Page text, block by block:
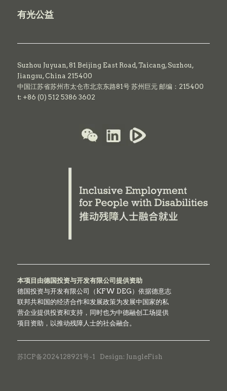
有光公益
Suzhou Juyuan, 81 Beijing East Road,Taicang,Suzhou,
Jiangsu, China 215400
中国江苏省苏州市太仓市北京东路81号 苏州巨元 邮编：215400
t: +86 (0) 512 5386 3602
本项目由德国投资与开发有限公司提供资助
德国投资与开发有限公司（KFW DEG）依据德意志
联邦共和国的经济合作和发展政策为发展中国家的私
营企业提供投资和支持，同时也为中德融创工场提供
项目资助，以推动残障人士的社会融合。
苏ICP备2024128921号-1 Design: JungleFish